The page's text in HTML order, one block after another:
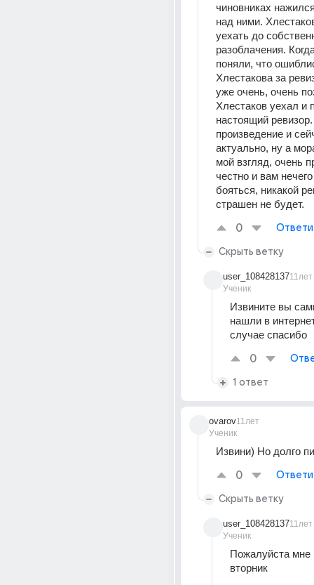
чиновниках
над ними.
уехать до
разоблачения.
поняли, что
Хлестакова за
уже очень, очень
Хлестаков уехал и
настоящий
произведение и
актуально, ну а
мой взгляд, очень
честно и вам
бояться, никакой
страшен не будет.
0
Скрыть ветку
user_108428137
Ученик
11лет
Извините вы
нашли в
случае спасибо
0
1 ответ
ovarov
Ученик
11лет
Извини) Но долго
0
Скрыть ветку
user_108428137
Ученик
11лет
Пожалуйста мне
вторник